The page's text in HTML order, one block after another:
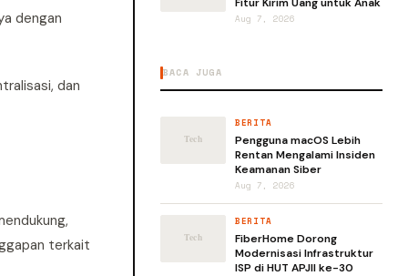
dengan
dan
terkait
Aug 7, 2026
BACA JUGA
BERITA
Pengguna macOS Lebih
Rentan Mengalami Insiden
Keamanan Siber
Aug 7, 2026
BERITA
FiberHome Dorong
Modernisasi Infrastruktur
ISP di HUT APJII ke-30